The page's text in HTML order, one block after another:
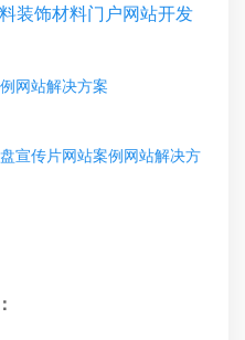
装饰材料门户网站开发
网站解决方案
宣传片网站案例网站解决方